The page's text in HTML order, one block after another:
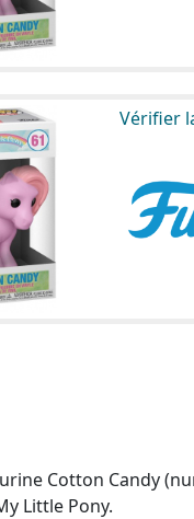
Vérifier
Cotton Candy
Little Pony.